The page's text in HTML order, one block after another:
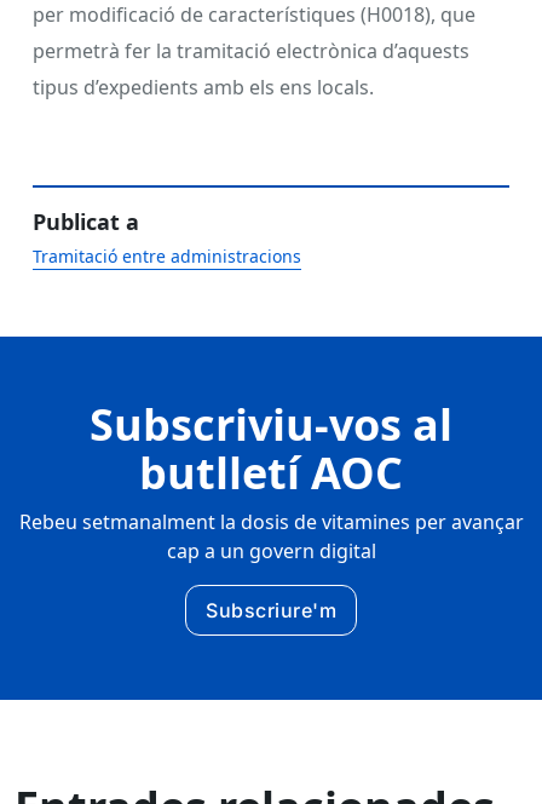
per modificació de característiques (H0018), que
permetrà fer la tramitació electrònica d’aquests
tipus d’expedients amb els ens locals.
Publicat a
Tramitació entre administracions
Subscriviu-vos al
butlletí AOC
Rebeu setmanalment la dosis de vitamines per avançar
cap a un govern digital
Subscriure'm